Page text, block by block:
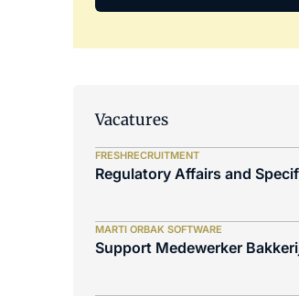
Vacatures
FRESHRECRUITMENT
Regulatory Affairs and
MARTI ORBAK SOFTWARE
Support Medewerker